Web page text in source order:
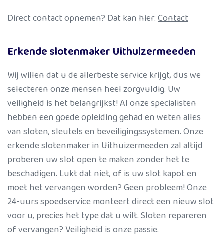
Direct contact opnemen? Dat kan hier:Contact
Erkende slotenmaker Uithuizermeeden
Wij willen dat u de allerbeste service krijgt, dus we
selecteren onze mensen heel zorgvuldig. Uw
veiligheid is het belangrijkst! Al onze specialisten
hebben een goede opleiding gehad en weten alles
van sloten, sleutels en beveiligingssystemen. Onze
erkende slotenmaker in Uithuizermeeden zal altijd
proberen uw slot open te maken zonder het te
beschadigen. Lukt dat niet, of is uw slot kapot en
moet het vervangen worden? Geen probleem! Onze
24-uurs spoedservice monteert direct een nieuw slot
voor u, precies het type dat u wilt. Sloten repareren
of vervangen? Veiligheid is onze passie.